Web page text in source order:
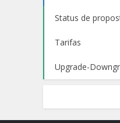
Status de
Tarifas
Upgrade-